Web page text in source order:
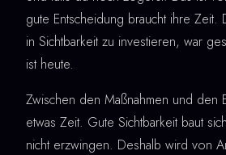
gute Entscheidung braucht ihre Zeit.
in Sichtbarkeit zu investieren, war
ist heute.
Zwischen den Maßnahmen und den
etwas Zeit. Gute Sichtbarkeit baut
nicht erzwingen. Deshalb wird von